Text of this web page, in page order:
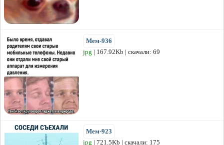
Мем-936
jpg | 167.92Kb | скачали: 69
Мем-923
jpg | 721.5Kb | скачали: 175